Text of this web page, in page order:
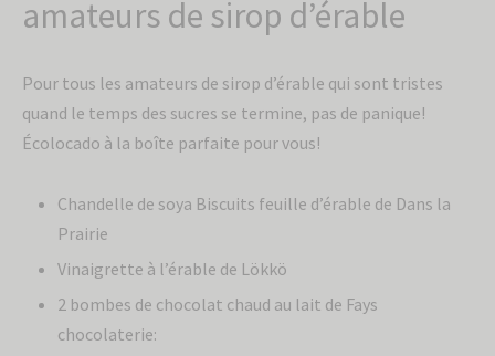
amateurs de sirop d’érable
Pour tous les amateurs de sirop d’érable qui sont tristes
quand le temps des sucres se termine, pas de panique!
Écolocado à la boîte parfaite pour vous!
Chandelle de soya Biscuits feuille d’érable de Dans la
Prairie
Vinaigrette à l’érable de Lökkö
2 bombes de chocolat chaud au lait de Fays
chocolaterie: